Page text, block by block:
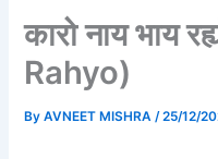
कारो नाय भाय
Rahyo)
ByAVNEET MISHRA/25/12/